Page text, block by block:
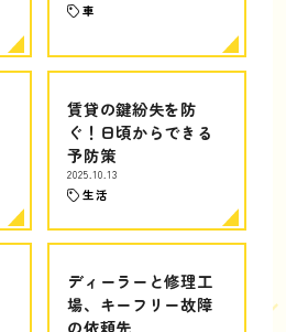
車
賃貸の鍵紛失を防
ぐ！日頃からできる
予防策
2025.10.13
生活
ディーラーと修理工
場、キーフリー故障